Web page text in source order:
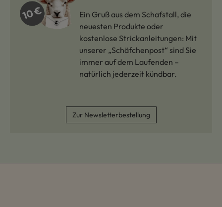
Ein Gruß aus dem Schafstall, die
neuesten Produkte oder
kostenlose Strickanleitungen: Mit
unserer „Schäfchenpost“ sind Sie
immer auf dem Laufenden –
natürlich jederzeit kündbar.
Zur Newsletterbestellung